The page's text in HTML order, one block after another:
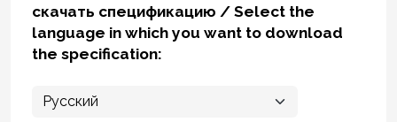
скачать спецификацию / Select the
language in which you want to download
the specification: